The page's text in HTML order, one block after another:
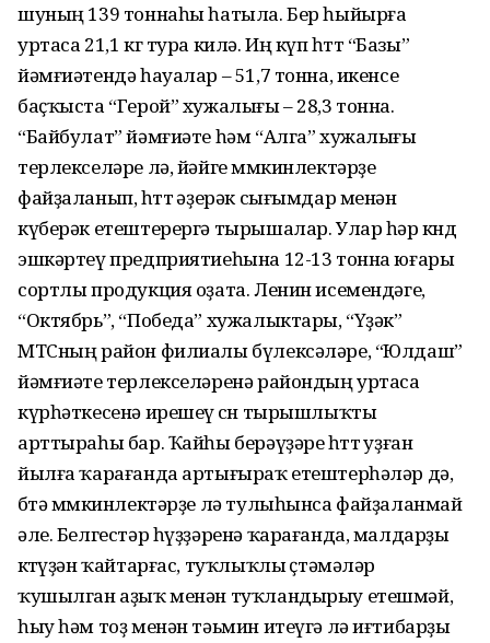
шуның 139 тоннаһы һатыла. Бер һыйырға
уртаса 21,1 кг тура килә. Иң күп һөттө “Базы”
йәмғиәтендә һауалар – 51,7 тонна, икенсе
баҫҡыста “Герой” хужалығы – 28,3 тонна.
“Байбулат” йәмғиәте һәм “Алга” хужалығы
терлекселәре лә, йәйге мөмкинлектәрҙе
файҙаланып, һөттө әҙерәк сығымдар менән
күберәк етештерергә тырышалар. Улар һәр көндө
эшкәртеү предприятиеһына 12-13 тонна юғары
сортлы продукция оҙата. Ленин исемендәге,
“Октябрь”, “Победа” хужалыктары, “Үҙәк”
МТСның район филиалы бүлексәләре, “Юлдаш”
йәмғиәте терлекселәренә райондың уртаса
күрһәткесенә ирешеү өсөн тырышлыҡты
арттыраһы бар. Ҡайһы берәүҙәре һөттө уҙған
йылға ҡарағанда артығыраҡ етештерһәләр дә,
бөтә мөмкинлектәрҙе лә тулыһынса файҙаланмай
әле. Белгестәр һүҙҙәренә ҡарағанда, малдарҙы
көтөүҙән ҡайтарғас, туҡлыҡлы өҫтәмәләр
ҡушылган аҙыҡ менән туҡландырыу етешмәй,
һыу һәм тоҙ менән тәьмин итеүгә лә иғтибарҙы